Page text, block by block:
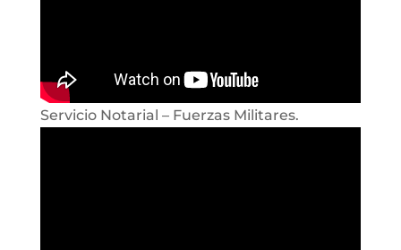
Servicio Notarial – Fuerzas Militares.